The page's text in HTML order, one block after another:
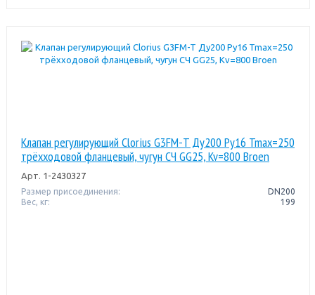
Клапан регулирующий Clorius G3FM-T Ду200 Pу16 Tmax=250
трёхходовой фланцевый, чугун СЧ GG25, Kv=800 Broen
Арт. 1-2430327
Размер присоединения:
DN200
Вес, кг:
199